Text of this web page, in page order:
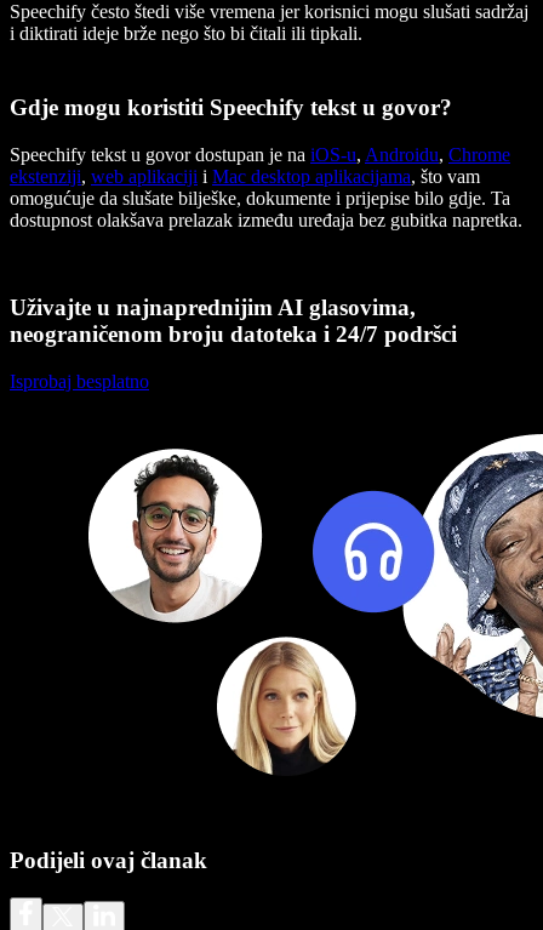
Speechify često štedi više vremena jer korisnici mogu slušati sadržaj
i diktirati ideje brže nego što bi čitali ili tipkali.
Gdje mogu koristiti Speechify tekst u govor?
Speechify tekst u govor dostupan je na iOS-u, Androidu, Chrome
ekstenziji, web aplikaciji i Mac desktop aplikacijama, što vam
omogućuje da slušate bilješke, dokumente i prijepise bilo gdje. Ta
dostupnost olakšava prelazak između uređaja bez gubitka napretka.
Uživajte u najnaprednijim AI glasovima,
neograničenom broju datoteka i 24/7 podršci
Isprobaj besplatno
Podijeli ovaj članak